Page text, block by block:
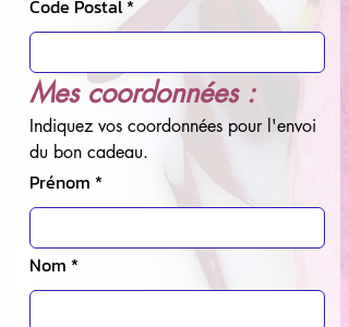
Code Postal *
Mes coordonnées :
Indiquez vos coordonnées pour l'envoi
du bon cadeau.
Prénom *
Nom *